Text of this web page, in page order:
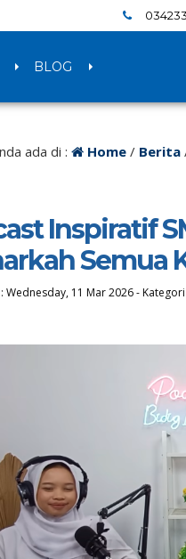
BLOG
ada di : Home / Berita
Inspiratif
Semua
Wednesday, 11 Mar 2026-Kategori